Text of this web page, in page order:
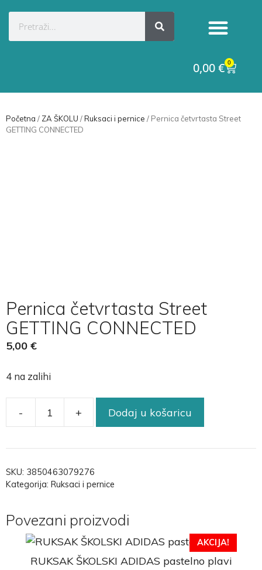
0,00€ 0
Početna / ZA ŠKOLU /Ruksaci i pernice / Pernica četvrtasta Street
GETTING CONNECTED
Pernica četvrtasta Street
GETTING CONNECTED
5,00 €
4 na zalihi
- + Dodaj u košaricu
SKU: 3850463079276
Kategorija: Ruksaci i pernice
Povezani proizvodi
AKCIJA!
RUKSAK ŠKOLSKI ADIDAS pastelno plavi